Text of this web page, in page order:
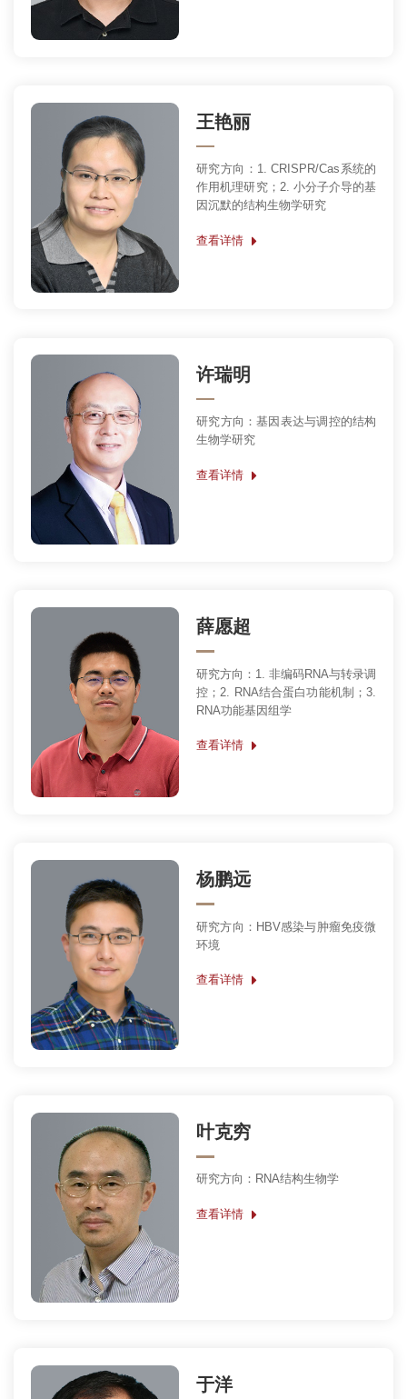
王艳丽
研究方向：1. CRISPR/Cas系统的
作用机理研究；2. 小分子介导的基
因沉默的结构生物学研究
查看详情
许瑞明
研究方向：基因表达与调控的结构
生物学研究
查看详情
薛愿超
研究方向：1. 非编码RNA与转录调
控；2. RNA结合蛋白功能机制；3.
RNA功能基因组学
查看详情
杨鹏远
研究方向：HBV感染与肿瘤免疫微
环境
查看详情
叶克穷
研究方向：RNA结构生物学
查看详情
于洋